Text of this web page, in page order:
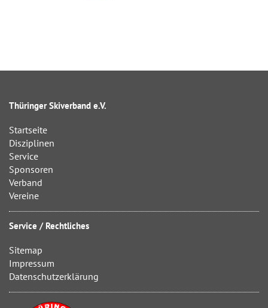
Thüringer Skiverband e.V.
Startseite
Disziplinen
Service
Sponsoren
Verband
Vereine
Service / Rechtliches
Sitemap
Impressum
Datenschutzerklärung